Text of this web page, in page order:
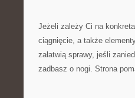
Jeżeli zależy Ci na
ciągnięcie, a także
załatwią sprawy, jeśli
zadbasz o nogi. Strona